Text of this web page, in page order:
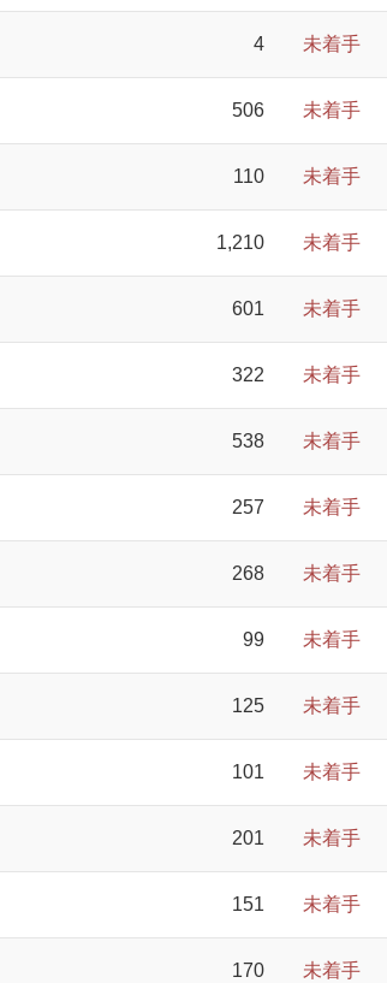
4 未着手
506 未着手
110 未着手
1,210 未着手
601 未着手
322 未着手
538 未着手
257 未着手
268 未着手
99 未着手
125 未着手
101 未着手
201 未着手
151 未着手
170 未着手